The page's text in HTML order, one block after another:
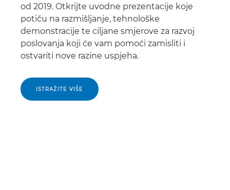
od 2019. Otkrijte uvodne prezentacije koje
potiču na razmišljanje, tehnološke
demonstracije te ciljane smjerove za razvoj
poslovanja koji će vam pomoći zamisliti i
ostvariti nove razine uspjeha.
ISTRAŽITE VIŠE